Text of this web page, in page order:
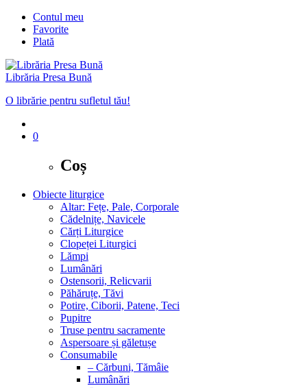
Contul meu
Favorite
Plată
Librăria Presa Bună
O librărie pentru sufletul tău!
0
Coș
Obiecte liturgice
Altar: Fețe, Pale, Corporale
Cădelnițe, Navicele
Cărți Liturgice
Clopeței Liturgici
Lămpi
Lumânări
Ostensorii, Relicvarii
Păhăruțe, Tăvi
Potire, Ciborii, Patene, Teci
Pupitre
Truse pentru sacramente
Aspersoare și găletușe
Consumabile
– Cărbuni, Tămâie
Lumânări